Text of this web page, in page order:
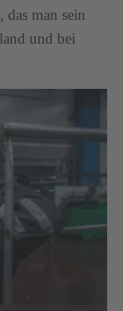
das man sein
und bei